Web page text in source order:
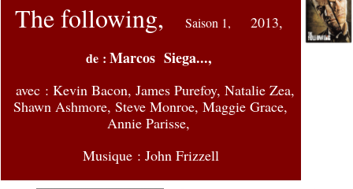
The following, Saison 1, 2013,
de : Marcos Siega...,
avec : Kevin Bacon, James Purefoy, Natalie Zea,
Shawn Ashmore, Steve Monroe, Maggie Grace,
Annie Parisse,
Musique : John Frizzell